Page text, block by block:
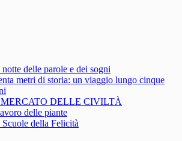
delle parole e dei sogni
metri di storia: un viaggio lungo cinque
DELLE CIVILTÀ
delle piante
della Felicità